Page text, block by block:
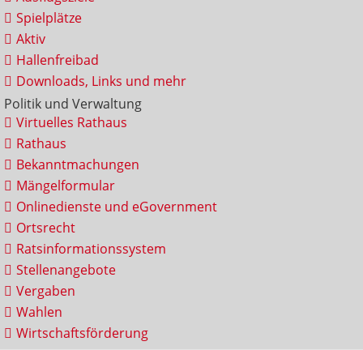
Spielplätze
Aktiv
Hallenfreibad
Downloads, Links und mehr
Politik und Verwaltung
Virtuelles Rathaus
Rathaus
Bekanntmachungen
Mängelformular
Onlinedienste und eGovernment
Ortsrecht
Ratsinformationssystem
Stellenangebote
Vergaben
Wahlen
Wirtschaftsförderung